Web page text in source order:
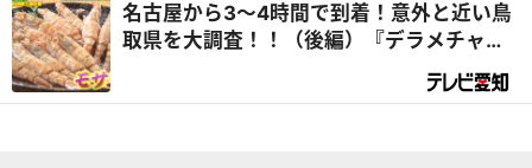
名古屋から3～4時間で到着！意外と近い鳥
取県を大調査！！（後編）『デラメチャ気